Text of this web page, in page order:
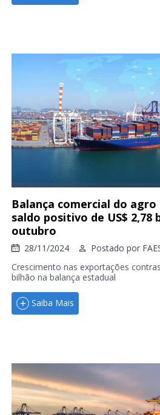
Balança comercial do
saldo positivo de US$ 2,78
outubro
28/11/2024 Postado por
Crescimento nas exportações
bilhão na balança estadual
Saiba Mais